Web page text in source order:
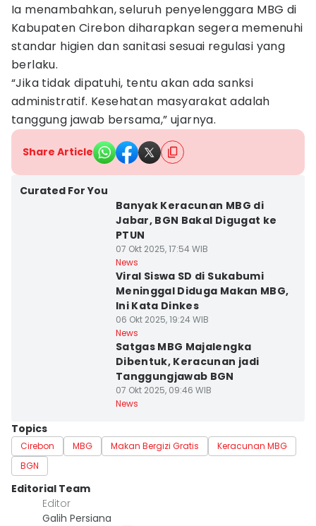
Ia menambahkan, seluruh penyelenggara MBG di
Kabupaten Cirebon diharapkan segera memenuhi
standar higien dan sanitasi sesuai regulasi yang
berlaku.
“Jika tidak dipatuhi, tentu akan ada sanksi
administratif. Kesehatan masyarakat adalah
tanggung jawab bersama,” ujarnya.
Share Article
Curated For You
Banyak Keracunan MBG di
Jabar, BGN Bakal Digugat ke
PTUN
07 Okt 2025, 17:54 WIB
News
Viral Siswa SD di Sukabumi
Meninggal Diduga Makan MBG,
Ini Kata Dinkes
06 Okt 2025, 19:24 WIB
News
Satgas MBG Majalengka
Dibentuk, Keracunan jadi
Tanggungjawab BGN
07 Okt 2025, 09:46 WIB
News
Topics
Cirebon MBG Makan Bergizi Gratis
Keracunan MBG
BGN
Editorial Team
Editor
Galih Persiana